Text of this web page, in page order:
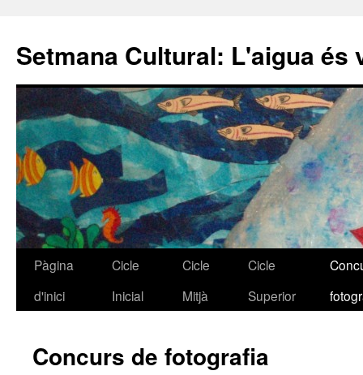
Setmana Cultural: L'aigua és
Vés
Pàgina
d'inici
Cicle
Inicial
Cicle
Mitjà
Cicle
Superior
Concurs de fotografia